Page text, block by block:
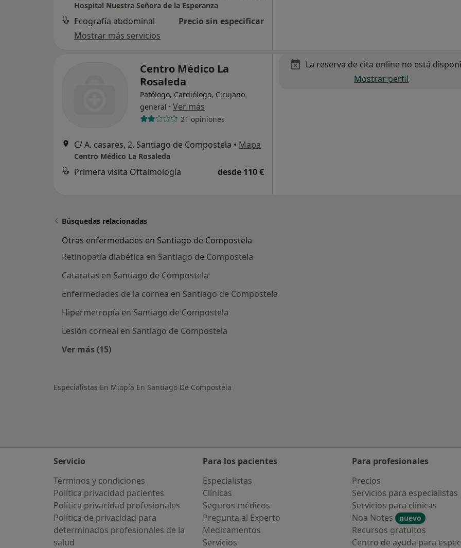
Hospital Nuestra Señora de la Esperanza
Ecografía abdominal
Precio sin especificar
Mostrar más servicios
Centro Médico La
Rosaleda
Patólogo, Cardiólogo, Cirujano
general · Ver más
21 opiniones
C/ A. casares, 2, Santiago de Compostela • Mapa
Centro Médico La Rosaleda
Primera visita Oftalmología desde 110 €
La reserva de cita online no está
Mostrar perfil
Búsquedas relacionadas
Otras enfermedades en Santiago de Compostela
Retinopatía diabética en Santiago de Compostela
Cataratas en Santiago de Compostela
Enfermedades de la cornea en Santiago de Compostela
Hipermetropía en Santiago de Compostela
Lesión corneal en Santiago de Compostela
Ver más (15)
Especialistas En Miopía En Santiago De Compostela
Servicio
Términos y condiciones
Política privacidad pacientes
Política privacidad profesionales
Política de privacidad para
determinados profesionales de la
salud
Para los pacientes
Especialistas
Clínicas
Seguros médicos
Pregunta al Experto
Medicamentos
Servicios
Para profesionales
Precios
Servicios para especialistas
Servicios para clínicas
Noa Notes
nuevo
Recursos gratuitos
Centro de ayuda para